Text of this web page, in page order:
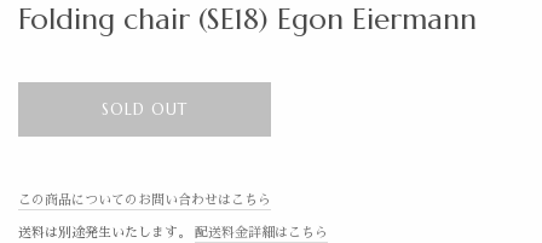
Folding chair (SE18) Egon Eiermann
SOLD OUT
この商品についてのお問い合わせはこちら
送料は別途発生いたします。 配送料金詳細はこちら